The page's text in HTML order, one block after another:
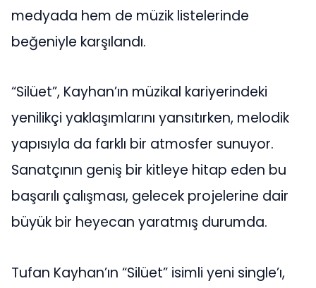
medyada hem de müzik listelerinde
beğeniyle karşılandı.
“Silüet”, Kayhan’ın müzikal kariyerindeki
yenilikçi yaklaşımlarını yansıtırken, melodik
yapısıyla da farklı bir atmosfer sunuyor.
Sanatçının geniş bir kitleye hitap eden bu
başarılı çalışması, gelecek projelerine dair
büyük bir heyecan yaratmış durumda.
Tufan Kayhan’ın “Silüet” isimli yeni single’ı,